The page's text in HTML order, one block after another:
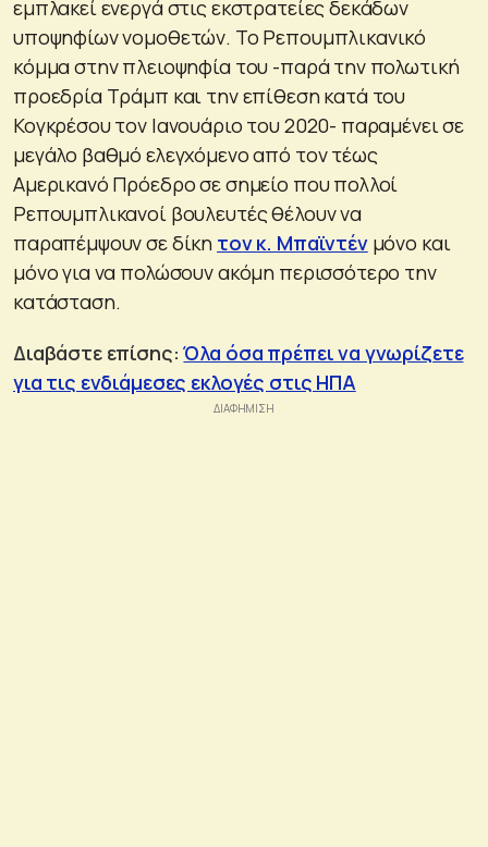
εμπλακεί ενεργά στις εκστρατείες δεκάδων
υποψηφίων νομοθετών. Το Ρεπουμπλικανικό
κόμμα στην πλειοψηφία του -παρά την πολωτική
προεδρία Τράμπ και την επίθεση κατά του
Κογκρέσου τον Ιανουάριο του 2020- παραμένει σε
μεγάλο βαθμό ελεγχόμενο από τον τέως
Αμερικανό Πρόεδρο σε σημείο που πολλοί
Ρεπουμπλικανοί βουλευτές θέλουν να
παραπέμψουν σε δίκη τον κ. Μπαϊντένμόνο και
μόνο για να πολώσουν ακόμη περισσότερο την
κατάσταση.
Διαβάστε επίσης:Όλα όσα πρέπει να γνωρίζετε
για τις ενδιάμεσες εκλογές στις ΗΠΑ